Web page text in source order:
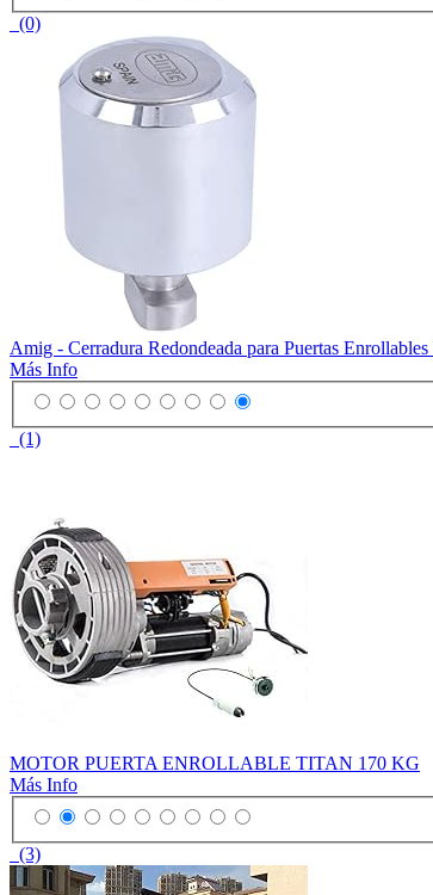
(0)
Amig - Cerradura Redondeada para Puertas
Más Info
(1)
MOTOR PUERTA ENROLLABLE TITAN 170 KG
Más Info
(3)